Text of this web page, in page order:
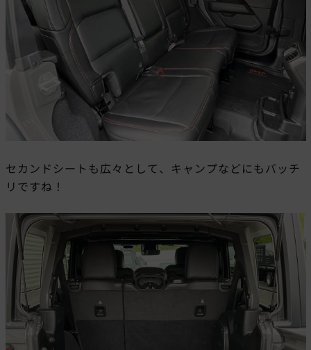
セカンドシートも広々として、キャンプなどにもバッチ
リですね！